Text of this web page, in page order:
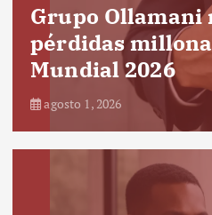
Grupo Ollamani
pérdidas
Mundial 2026
agosto 1, 2026